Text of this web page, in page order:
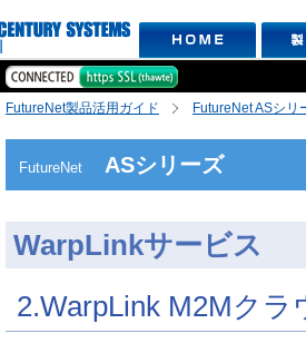
FutureNet製品活用ガイド FutureNet ASシリ
FutureNet ASシリーズ
WarpLinkサービス
2.WarpLink M2Mクラ